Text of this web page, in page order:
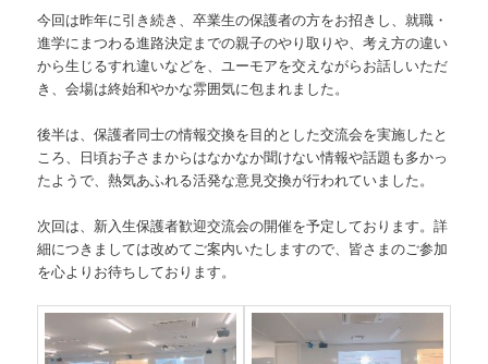
今回は昨年に引き続き、卒業生の保護者の方をお招きし、就職・
進学にまつわる進路決定までの親子のやり取りや、考え方の違い
から生じるすれ違いなどを、ユーモアを交えながらお話しいただ
き、会場は終始和やかな雰囲気に包まれました。
後半は、保護者同士の情報交換を目的とした交流会を実施したと
ころ、日頃お子さまからはなかなか聞けない情報や話題も多かっ
たようで、熱気あふれる活発な意見交換が行われていました。
次回は、新入生保護者歓迎交流会の開催を予定しております。詳
細につきましては改めてご案内いたしますので、皆さまのご参加
を心よりお待ちしております。